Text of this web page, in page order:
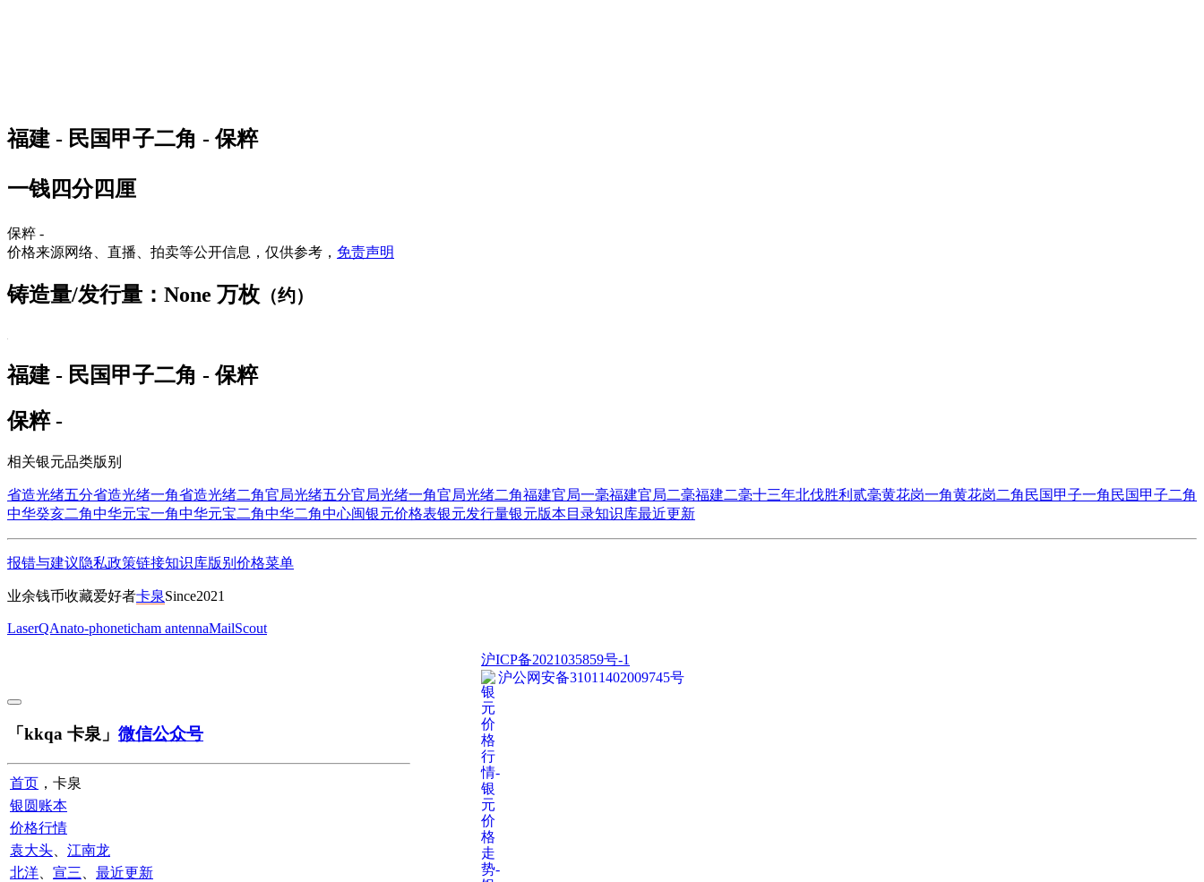
福建 - 民国甲子二角 - 保粹
一钱四分四厘
保粹 -
价格来源网络、直播、拍卖等公开信息，仅供参考， 免责声明
铸造量/发行量：None 万枚 （约）
福建 - 民国甲子二角 - 保粹
保粹 -
相关银元品类版别
省造光绪五分省造光绪一角省造光绪二角官局光绪五分官局光绪一角官局光绪二角福建官局一毫福建官局二毫福建二毫十三年北伐胜利贰毫黄花岗一角黄花岗二角 民国甲子一角 民国甲子二角
中华癸亥二角中华元宝一角中华元宝二角中华二角中心闽银元价格表银元发行量银元版本目录知识库最近更新
报错与建议隐私政策链接知识库版别 价格菜单
业余钱币收藏爱好者卡泉Since2021
LaserQAnato-phoneticham antennaMailScout
沪ICP备2021035859号-1
沪公网安备31011402009745号
「kkqa 卡泉」 微信公众号
首页 ，卡泉
银圆账本
价格行情
袁大头
江南龙
北洋
宣三 最近更新